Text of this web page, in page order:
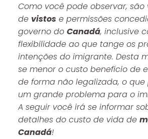
Como você pode observar,
de vistos e permissões
governo do Canadá, inclusive
flexibilidade ao que tange os
intenções do imigrante. Desta
se menor o custo benefício de
de forma não legalizada, o que
um grande problema para o
A seguir você irá se informar
detalhes do custo de vida de
Canadá!